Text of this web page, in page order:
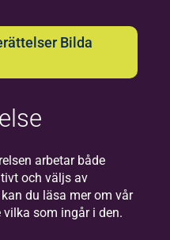
till
i Sundsvall
Bilda
arbetar både
och väljs av
du läsa mer om vår
som ingår i den.